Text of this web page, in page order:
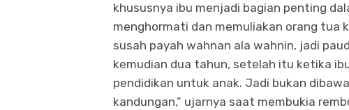
khususnya ibu menjadi bagian penting
menghormati dan memuliakan orang tua
susah payah wahnan ala wahnin, jadi
kemudian dua tahun, setelah itu ketika
pendidikan untuk anak. Jadi bukan
kandungan,” ujarnya saat membukia